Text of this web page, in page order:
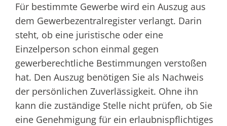
Für bestimmte Gewerbe wird ein Auszug aus
dem Gewerbezentralregister verlangt. Darin
steht, ob eine juristische oder eine
Einzelperson schon einmal gegen
gewerberechtliche Bestimmungen verstoßen
hat. Den Auszug benötigen Sie als Nachweis
der persönlichen Zuverlässigkeit. Ohne ihn
kann die zuständige Stelle nicht prüfen, ob Sie
eine Genehmigung für ein erlaubnispflichtiges